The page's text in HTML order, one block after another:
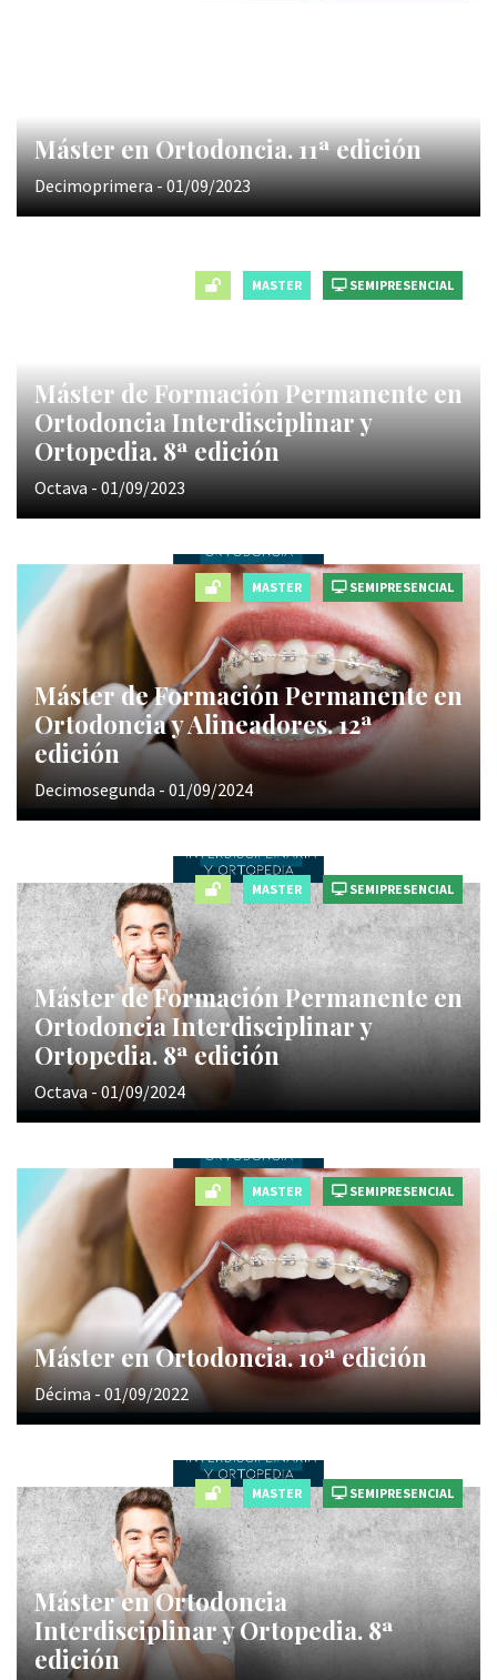
Máster en Ortodoncia. 11ª edición
Decimoprimera - 01/09/2023
MASTER SEMIPRESENCIAL
Máster de Formación Permanente en
Ortodoncia Interdisciplinar y
Ortopedia. 8ª edición
Octava - 01/09/2023
MASTER SEMIPRESENCIAL
Máster de Formación Permanente en
Ortodoncia y Alineadores. 12ª
edición
Decimosegunda - 01/09/2024
MASTER SEMIPRESENCIAL
Máster de Formación Permanente en
Ortodoncia Interdisciplinar y
Ortopedia. 8ª edición
Octava - 01/09/2024
MASTER SEMIPRESENCIAL
Máster en Ortodoncia. 10ª edición
Décima - 01/09/2022
MASTER SEMIPRESENCIAL
Máster en Ortodoncia
Interdisciplinar y Ortopedia. 8ª
edición